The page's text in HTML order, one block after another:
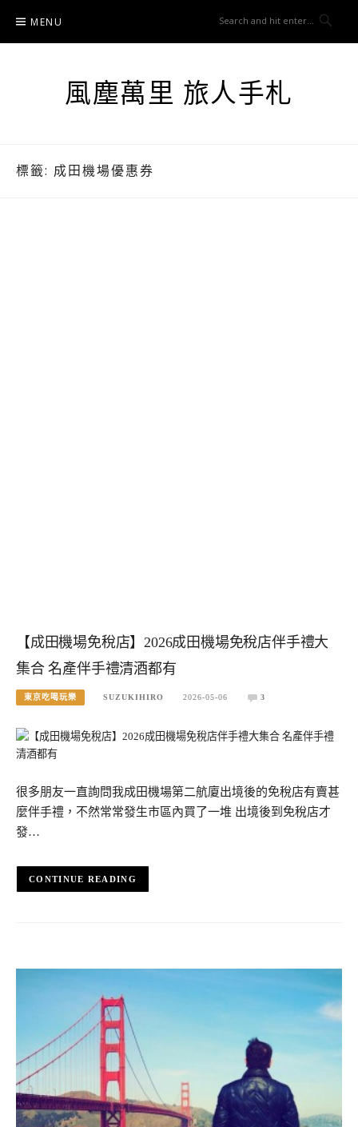
content
MENU
風塵萬里 旅人手札
標籤: 成田機場優惠券
【成田機場免稅店】2026成田機場免稅店伴手禮大
集合 名產伴手禮清酒都有
東京吃喝玩樂 SUZUKIHIRO 2026-05-06 3
很多朋友一直詢問我成田機場第二航廈出境後的免稅店有賣甚
麼伴手禮，不然常常發生市區內買了一堆 出境後到免稅店才
發…
CONTINUE READING